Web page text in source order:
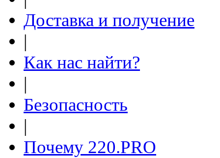
Доставка и получение
|
Как нас найти?
|
Безопасность
|
Почему 220.PRO